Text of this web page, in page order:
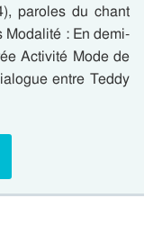
paroles du chant
Modalité : En demi-
Activité Mode de
entre Teddy